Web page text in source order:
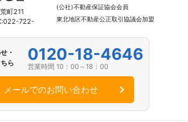
町211
722-
(公社)不動産保証協会会員
東北地区不動産公正取引協議会加盟
・
ら
0120-18-4646
営業時間 10：00～18：00
メールでのお問い合わせ